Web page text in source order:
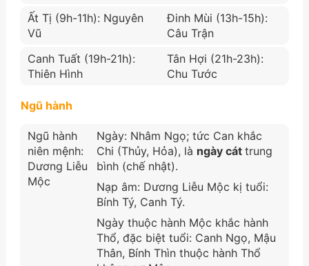
Ất Tị (9h-11h): Nguyên
Vũ
Đinh Mùi (13h-15h):
Câu Trận
Canh Tuất (19h-21h):
Thiên Hình
Tân Hợi (21h-23h):
Chu Tước
Ngũ hành
Ngũ hành
niên mệnh:
Dương Liễu
Mộc
Ngày: Nhâm Ngọ; tức Can khắc
Chi (Thủy, Hỏa), là ngày cát trung
bình (chế nhật).
Nạp âm: Dương Liễu Mộc kị tuổi:
Bính Tý, Canh Tý.
Ngày thuộc hành Mộc khắc hành
Thổ, đặc biệt tuổi: Canh Ngọ, Mậu
Thân, Bính Thìn thuộc hành Thổ